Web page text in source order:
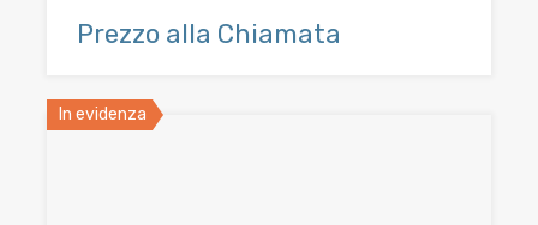
Prezzo alla Chiamata
In evidenza